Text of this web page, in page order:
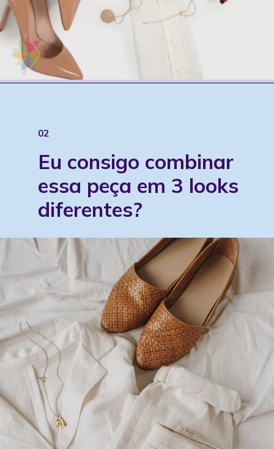
Eu consigo combinar
essa peça em 3 looks
diferentes?
02